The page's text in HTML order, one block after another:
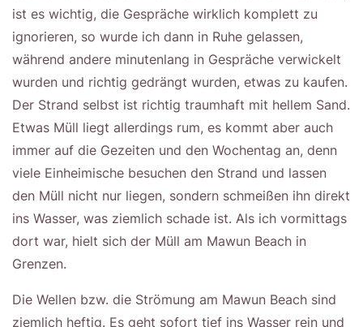
ist es wichtig, die Gespräche wirklich komplett zu
ignorieren, so wurde ich dann in Ruhe gelassen,
während andere minutenlang in Gespräche verwickelt
wurden und richtig gedrängt wurden, etwas zu kaufen.
Der Strand selbst ist richtig traumhaft mit hellem Sand.
Etwas Müll liegt allerdings rum, es kommt aber auch
immer auf die Gezeiten und den Wochentag an, denn
viele Einheimische besuchen den Strand und lassen
den Müll nicht nur liegen, sondern schmeißen ihn direkt
ins Wasser, was ziemlich schade ist. Als ich vormittags
dort war, hielt sich der Müll am Mawun Beach in
Grenzen.
Die Wellen bzw. die Strömung am Mawun Beach sind
ziemlich heftig. Es geht sofort tief ins Wasser rein und